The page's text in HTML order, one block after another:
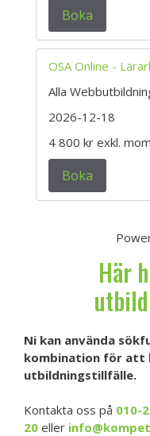
Boka
OSA Online -
Alla
2026-12-18
4 800 kr exkl.
Boka
Här
Ni kan använda
kombination för att
utbildningstillfälle.
Kontakta oss på 010-
20 eller